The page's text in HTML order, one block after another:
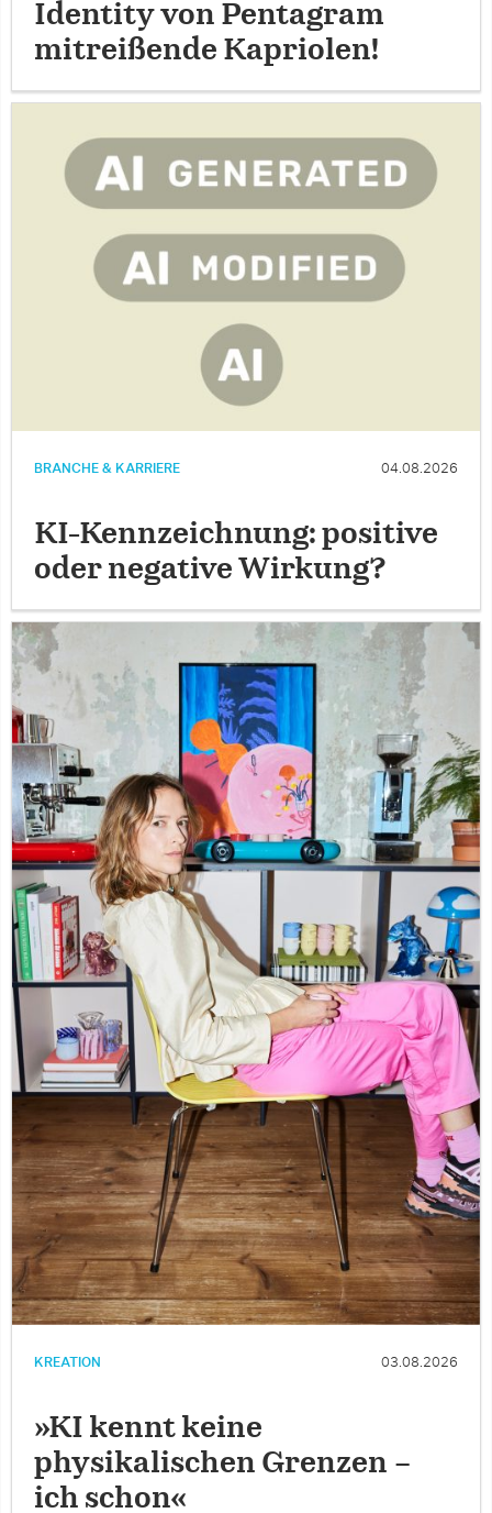
Identity von Pentagram
mitreißende Kapriolen!
BRANCHE & KARRIERE 04.08.2026
KI-Kennzeichnung: positive
oder negative Wirkung?
KREATION 03.08.2026
»KI kennt keine
physikalischen Grenzen –
ich schon«